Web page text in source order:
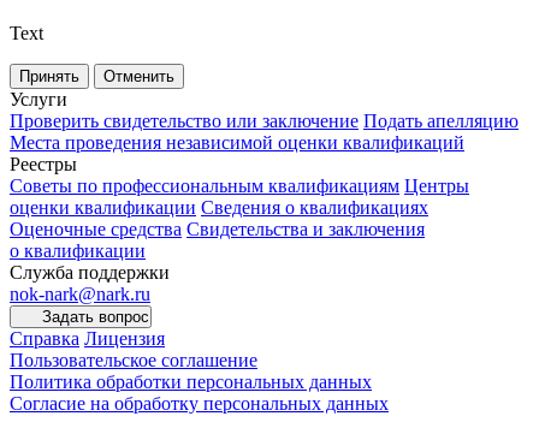
Text
Принять Отменить
Услуги
Проверить свидетельство или заключение Подать апелляцию
Места проведения независимой оценки квалификаций
Реестры
Советы по профессиональным квалификациям Центры
оценки квалификации Сведения о квалификациях
Оценочные средства Свидетельства и заключения
о квалификации
Служба поддержки
nok-nark@nark.ru
Задать вопрос
Справка Лицензия
Пользовательское соглашение
Политика обработки персональных данных
Согласие на обработку персональных данных